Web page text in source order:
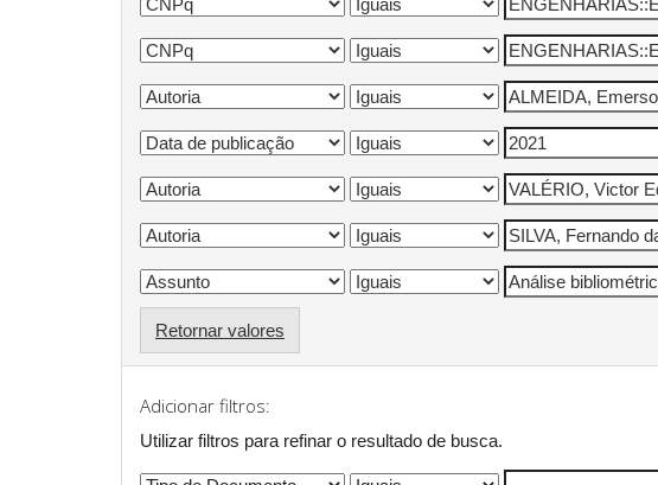
Retornar valores
Adicionar filtros:
Utilizar filtros para refinar o resultado de busca.